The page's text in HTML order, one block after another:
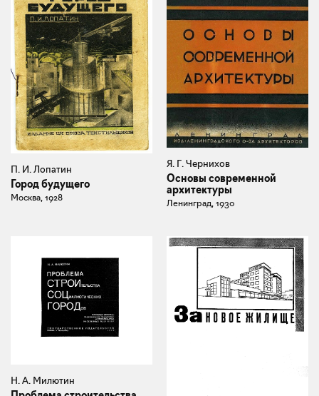
П. И. Лопатин
Город будущего
Москва, 1928
Я. Г. Чернихов
Основы современной
архитектуры
Ленинград, 1930
Н. А. Милютин